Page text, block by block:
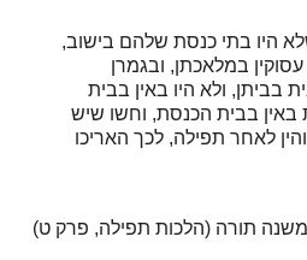
היו בתי כנסת שלהם בישוב,
עסוקין במלאכתן, ובגמרן
בביתן, ולא היו באין בבית
בבית הכנסת, וחשו שיש
לאחר תפילה, לכך האריכו
תורה (הלכות תפילה, פרק ט)